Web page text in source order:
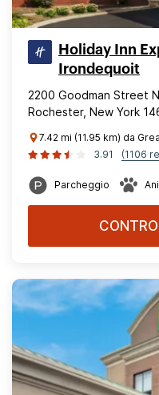
Holiday Inn
Irondequoit
2200 Goodman Street N
Rochester, New York
7.42 mi (11.95 km) da
3.91
(1106
Parcheggio